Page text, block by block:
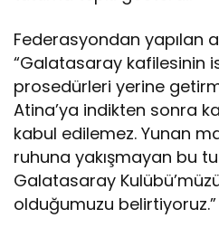
Federasyondan yapılan
“Galatasaray kafilesinin
prosedürleri yerine
Atina’ya indikten sonra
kabul edilemez. Yunan
ruhuna yakışmayan bu
Galatasaray
olduğumuzu